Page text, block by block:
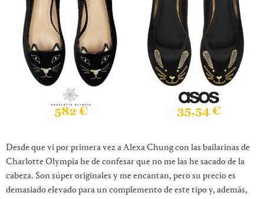
Desde que vi por primera vez a Alexa Chung con las bailarinas de
Charlotte Olympia he de confesar que no me las he sacado de la
cabeza. Son súper originales y me encantan, pero su precio es
demasiado elevado para un complemento de este tipo y, además,